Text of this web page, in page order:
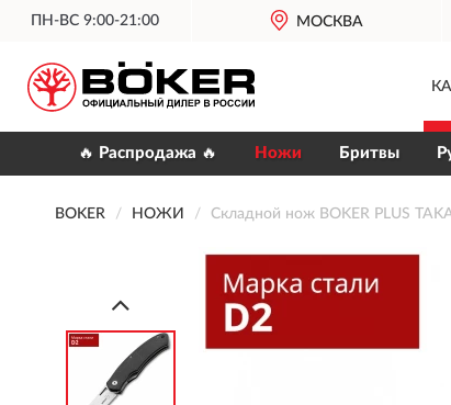
ПН-ВС 9:00-21:00 МОСКВА
🔥 Распродажа 🔥 Ножи Бритвы
BOKER НОЖИ Складной нож BOKER PLUS